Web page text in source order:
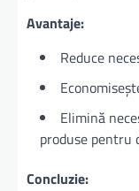
Avantaje:
Reduce
Elimină
produse
Concluzie: